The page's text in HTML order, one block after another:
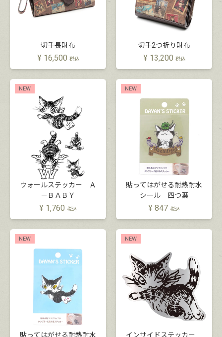
切手長財布
¥ 16,500 税込
切手2つ折り財布
¥ 13,200 税込
NEW
ウォールステッカー Ａ
－ＢＡＢＹ
¥ 1,760 税込
NEW
貼ってはがせる耐熱耐水
シール 四つ葉
¥ 847 税込
NEW
貼ってはがせる耐熱耐水
NEW
インサイドステッカー